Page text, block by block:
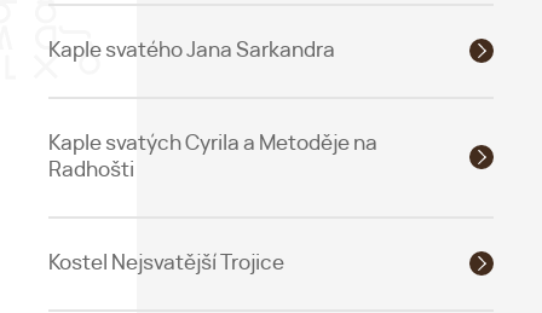
Kaple svatého Jana Sarkandra
Kaple svatých Cyrila a Metoděje na
Radhošti
Kostel Nejsvatější Trojice